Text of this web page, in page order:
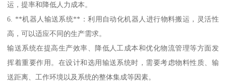
运，提率和降低人力成本。
6. **机器人输送系统**：利用自动化机器人进行物料搬运，灵活性
高，可以适应不同的生产需求。
输送系统在提高生产效率、降低人工成本和优化物流管理等方面发
挥着重要作用。在设计和选用输送系统时，需要考虑物料性质、输
送距离、工作环境以及系统的整体集成等因素。